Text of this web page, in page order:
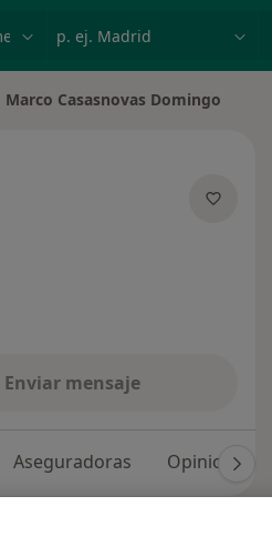
de ciudad
Marco Casasnovas Domingo
Enviar mensaje
Aseguradoras Opiniones